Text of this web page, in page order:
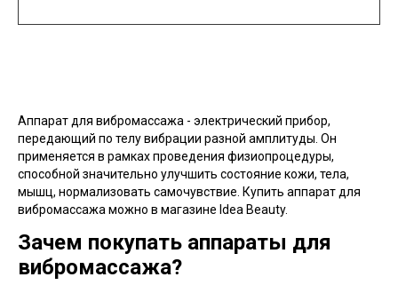
Аппарат для вибромассажа - электрический прибор,
передающий по телу вибрации разной амплитуды. Он
применяется в рамках проведения физиопроцедуры,
способной значительно улучшить состояние кожи, тела,
мышц, нормализовать самочувствие. Купить аппарат для
вибромассажа можно в магазине Idea Beauty.
Зачем покупать аппараты для
вибромассажа?